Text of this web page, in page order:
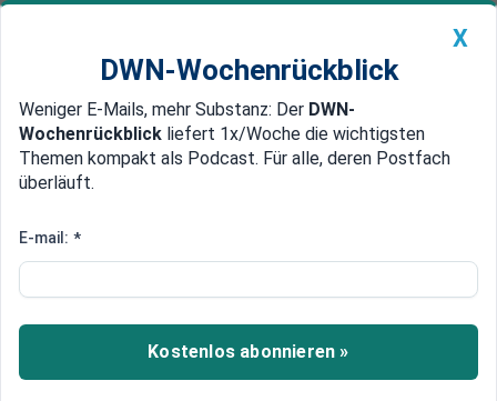
Newsticker MEIN DWN: Geldanlage Premium
Edelmetalle DWN-Magazin China
​​​​​​​„Russland kann weder
eingeschüchtert werden.“
Sergej J. Netschajew, Botschafter der
Russischen Föderation in Deutschland, äußert
X
DWN-Wochenrückblick
Weniger E-Mails, mehr Substanz: Der DWN-
Wochenrückblick liefert 1x/Woche die wichtigsten
Themen kompakt als Podcast. Für alle, deren Postfach
überläuft.
E-mail: *
Kostenlos abonnieren »